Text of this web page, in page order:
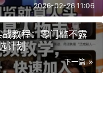
2026-02-26 11:06
教程：零门槛不露
计划
下一篇